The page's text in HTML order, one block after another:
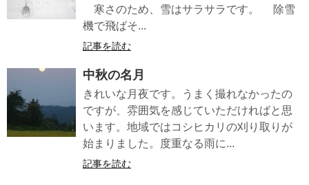
寒さのため、雪はサラサラです。 除雪
機で飛ばそ...
記事を読む
中秋の名月
きれいな月夜です。うまく撮れなかったの
ですが、雰囲気を感じていただければと思
います。地域ではコシヒカリの刈り取りが
始まりました。度重なる雨に...
記事を読む